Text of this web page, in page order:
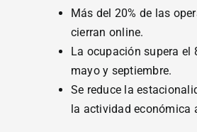
Más del 20% de las
cierran online.
La ocupación supera el
mayo y septiembre.
Se reduce la
la actividad económica